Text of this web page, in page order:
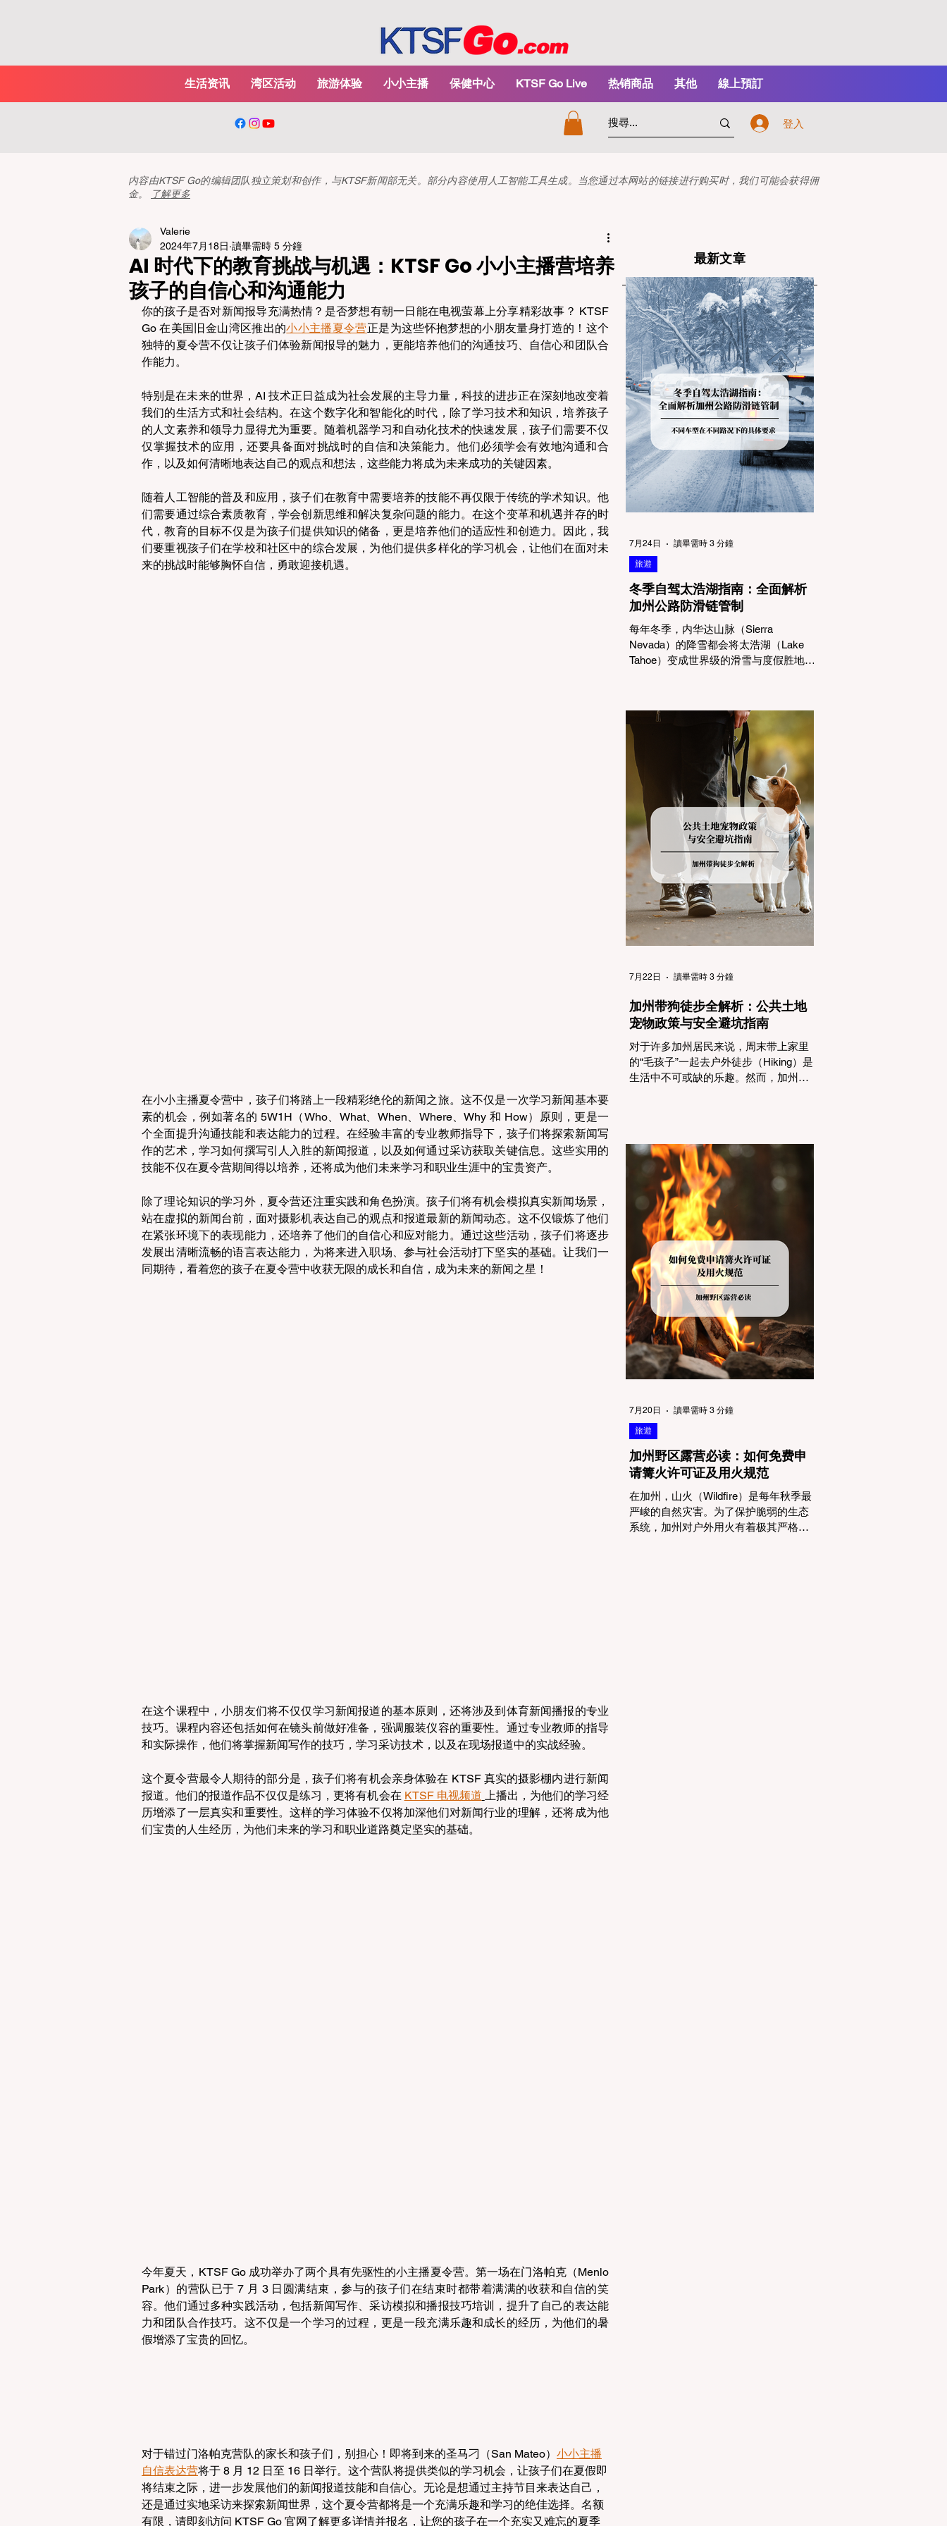
生活资讯 湾区活动 旅游体验 小小主播 保健中心 KTSF Go Live 热销商品 其他 線上預訂
登入
内容由KTSF Go的编辑团队独立策划和创作，与KTSF新闻部无关。部分内容使用人工智能工具生成。当您通过本网站的链接进行购买时，我们可能会获得佣
金。
了解更多
AI 时代下的教育挑战与机遇：KTSF Go 小小主播营培养
孩子的自信心和沟通能力
Valerie
2024年7月18日 讀畢需時 5 分鐘
你的孩子是否对新闻报导充满热情？是否梦想有朝一日能在电视萤幕上分享精彩故事？ KTSF
Go 在美国旧金山湾区推出的小小主播夏令营正是为这些怀抱梦想的小朋友量身打造的！这个
独特的夏令营不仅让孩子们体验新闻报导的魅力，更能培养他们的沟通技巧、自信心和团队合
作能力。
特别是在未来的世界，AI 技术正日益成为社会发展的主导力量，科技的进步正在深刻地改变着
我们的生活方式和社会结构。在这个数字化和智能化的时代，除了学习技术和知识，培养孩子
的人文素养和领导力显得尤为重要。随着机器学习和自动化技术的快速发展，孩子们需要不仅
仅掌握技术的应用，还要具备面对挑战时的自信和决策能力。他们必须学会有效地沟通和合
作，以及如何清晰地表达自己的观点和想法，这些能力将成为未来成功的关键因素。
随着人工智能的普及和应用，孩子们在教育中需要培养的技能不再仅限于传统的学术知识。他
们需要通过综合素质教育，学会创新思维和解决复杂问题的能力。在这个变革和机遇并存的时
代，教育的目标不仅是为孩子们提供知识的储备，更是培养他们的适应性和创造力。因此，我
们要重视孩子们在学校和社区中的综合发展，为他们提供多样化的学习机会，让他们在面对未
来的挑战时能够胸怀自信，勇敢迎接机遇。
在小小主播夏令营中，孩子们将踏上一段精彩绝伦的新闻之旅。这不仅是一次学习新闻基本要
素的机会，例如著名的 5W1H（Who、What、When、Where、Why 和 How）原则，更是一
个全面提升沟通技能和表达能力的过程。在经验丰富的专业教师指导下，孩子们将探索新闻写
作的艺术，学习如何撰写引人入胜的新闻报道，以及如何通过采访获取关键信息。这些实用的
技能不仅在夏令营期间得以培养，还将成为他们未来学习和职业生涯中的宝贵资产。
除了理论知识的学习外，夏令营还注重实践和角色扮演。孩子们将有机会模拟真实新闻场景，
站在虚拟的新闻台前，面对摄影机表达自己的观点和报道最新的新闻动态。这不仅锻炼了他们
在紧张环境下的表现能力，还培养了他们的自信心和应对能力。通过这些活动，孩子们将逐步
发展出清晰流畅的语言表达能力，为将来进入职场、参与社会活动打下坚实的基础。让我们一
同期待，看着您的孩子在夏令营中收获无限的成长和自信，成为未来的新闻之星！
在这个课程中，小朋友们将不仅仅学习新闻报道的基本原则，还将涉及到体育新闻播报的专业
技巧。课程内容还包括如何在镜头前做好准备，强调服装仪容的重要性。通过专业教师的指导
和实际操作，他们将掌握新闻写作的技巧，学习采访技术，以及在现场报道中的实战经验。
这个夏令营最令人期待的部分是，孩子们将有机会亲身体验在 KTSF 真实的摄影棚内进行新闻
报道。他们的报道作品不仅仅是练习，更将有机会在 KTSF 电视频道 上播出，为他们的学习经
历增添了一层真实和重要性。这样的学习体验不仅将加深他们对新闻行业的理解，还将成为他
们宝贵的人生经历，为他们未来的学习和职业道路奠定坚实的基础。
今年夏天，KTSF Go 成功举办了两个具有先驱性的小主播夏令营。第一场在门洛帕克（Menlo
Park）的营队已于 7 月 3 日圆满结束，参与的孩子们在结束时都带着满满的收获和自信的笑
容。他们通过多种实践活动，包括新闻写作、采访模拟和播报技巧培训，提升了自己的表达能
力和团队合作技巧。这不仅是一个学习的过程，更是一段充满乐趣和成长的经历，为他们的暑
假增添了宝贵的回忆。
对于错过门洛帕克营队的家长和孩子们，别担心！即将到来的圣马刁（San Mateo） 小小主播
自信表达营将于 8 月 12 日至 16 日举行。这个营队将提供类似的学习机会，让孩子们在夏假即
将结束之际，进一步发展他们的新闻报道技能和自信心。无论是想通过主持节目来表达自己，
还是通过实地采访来探索新闻世界，这个夏令营都将是一个充满乐趣和学习的绝佳选择。名额
有限，请即刻访问 KTSF Go 官网了解更多详情并报名，让您的孩子在一个充实又难忘的夏季
最新文章
冬季自驾太浩湖指南：全面解析
加州公路防滑链管制
每年冬季，内华达山脉（Sierra
Nevada）的降雪都会将太浩湖（Lake
Tahoe）变成世界级的滑雪与度假胜地。
交通局 (Caltrans) 严格的防滑链管制
(Chain Controls)。 不了解这些规定，不
仅可能面临高额罚单或被公路巡警
（CHP）劝返，更可能在冰雪路面上引
发严重的安全事故。本文将为您系统解
析加州的防滑链政策，帮助您明确自己
的车型在不同路况下的具体要求，并为
出行做好充足准备。 一、 核心概念：看
懂加州 R1, R2, R3 管制级别 当恶劣天气
来袭，加州交通局会在公路上启动防滑
链管制，并通过电子路牌指示当前的管
制级别。加州采用三个递进的级别（R1
至R3）来规范通行车辆： R1 管制
(Requirement 1) 规定内容： 所有车辆必
须安装防滑链。 豁免条件： 乘用车
（Light Trucks）只要配备了雪地轮胎
旅遊
7月24日 讀畢需時 3 分鐘
加州带狗徒步全解析：公共土地
宠物政策与安全避坑指南
对于许多加州居民来说，周末带上家里
的“毛孩子”一起去户外徒步（Hiking）是
生活中不可或缺的乐趣。然而，加州拥
到了步道口才绝望地看到一块大大的
"No Dogs on Trail"（步道严禁犬只） 的
指示牌，这无疑会彻底毁掉整个周末。
为了避免“带狗碰壁”，您必须在出发前清
楚地了解不同公共土地系统对宠物政
策，掌握实用的路线筛选工具，并警惕
加州特有的野外环境隐患。 一、 破除宠
物政策管辖权迷雾：狗狗到底能去哪
里？ 加州的户外区域由不同的政府机构
管理，其核心保护目标决定了宠物政策
的严格程度。我们可以将其视为一条“从
严到宽”的鄙视链： 1. 极其严格：国家公
园 (National Parks) & 州立公园 (State
Parks) 政策基调： 优先保护原始生态与
野生动物。 实际规定： 在优胜美地、红
草甸
7月22日 讀畢需時 3 分鐘
加州野区露营必读：如何免费申
请篝火许可证及用火规范
在加州，山火（Wildfire）是每年秋季最
严峻的自然灾害。为了保护脆弱的生态
系统，加州对户外用火有着极其严格的
旅遊
7月20日 讀畢需時 3 分鐘